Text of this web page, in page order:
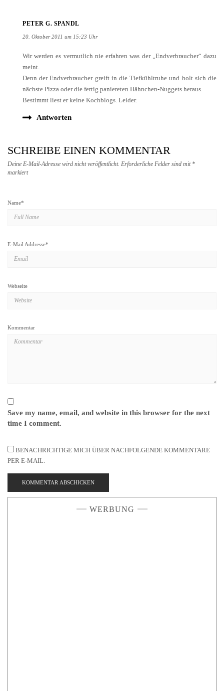
PETER G. SPANDL
20. Oktober 2011 um 15:23 Uhr
Wir werden es vermutlich nie erfahren was der „Endverbraucher“ dazu
meint.
Denn der Endverbraucher greift in die Tiefkühltruhe und holt sich die
nächste Pizza oder die fertig paniereten Hähnchen-Nuggets heraus.
Bestimmt liest er keine Kochblogs. Leider.
Antworten
SCHREIBE EINEN KOMMENTAR
Deine E-Mail-Adresse wird nicht veröffentlicht. Erforderliche Felder sind mit *
markiert
Name*
E-Mail Addresse*
Webseite
Kommentar
Save my name, email, and website in this browser for the next
time I comment.
BENACHRICHTIGE MICH ÜBER NACHFOLGENDE KOMMENTARE
PER E-MAIL.
WERBUNG